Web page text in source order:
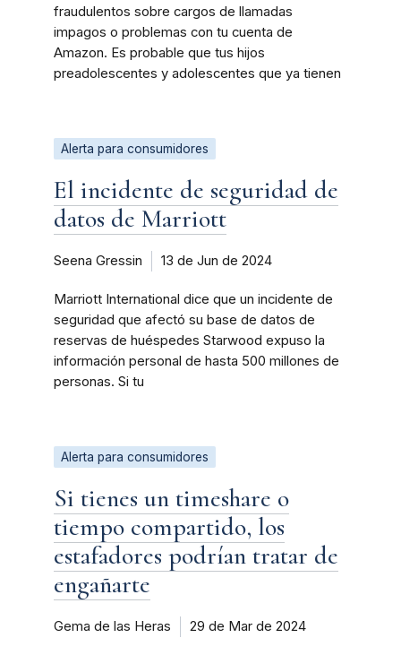
fraudulentos sobre cargos de llamadas
impagos o problemas con tu cuenta de
Amazon. Es probable que tus hijos
preadolescentes y adolescentes que ya tienen
Alerta para consumidores
El incidente de seguridad de
datos de Marriott
Seena Gressin 13 de Jun de 2024
Marriott International dice que un incidente de
seguridad que afectó su base de datos de
reservas de huéspedes Starwood expuso la
información personal de hasta 500 millones de
personas. Si tu
Alerta para consumidores
Si tienes un timeshare o
tiempo compartido, los
estafadores podrían tratar de
engañarte
Gema de las Heras 29 de Mar de 2024